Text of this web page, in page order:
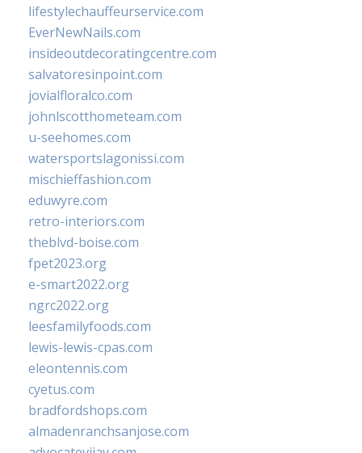
lifestylechauffeurservice.com
EverNewNails.com
insideoutdecoratingcentre.com
salvatoresinpoint.com
jovialfloralco.com
johnlscotthometeam.com
u-seehomes.com
watersportslagonissi.com
mischieffashion.com
eduwyre.com
retro-interiors.com
theblvd-boise.com
fpet2023.org
e-smart2022.org
ngrc2022.org
leesfamilyfoods.com
lewis-lewis-cpas.com
eleontennis.com
cyetus.com
bradfordshops.com
almadenranchsanjose.com